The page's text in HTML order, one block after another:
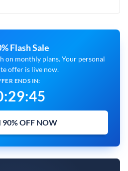
Flash Sale
on monthly plans. Your personal
offer is live now.
ENDS IN:
:29:43
90% OFF NOW